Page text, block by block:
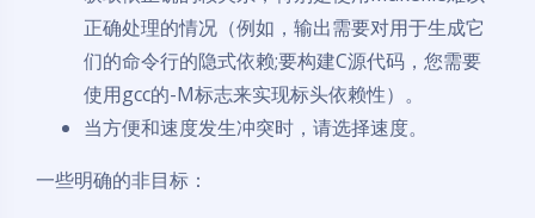
正确处理的情况（例如，输出需要对用于生成它
们的命令行的隐式依赖;要构建C源代码，您需要
使用gcc的-M标志来实现标头依赖性）。
当方便和速度发生冲突时，请选择速度。
一些明确的非目标：